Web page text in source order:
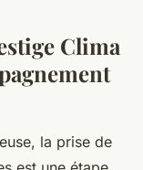
Clima
la prise de